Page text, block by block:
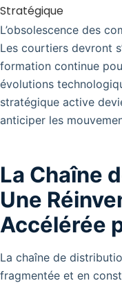
Stratégique
L’obsolescence des
Les courtiers devront
formation continue
évolutions
stratégique active
anticiper les
La Chaîne
Une
Accélérée
La chaîne de
fragmentée et en